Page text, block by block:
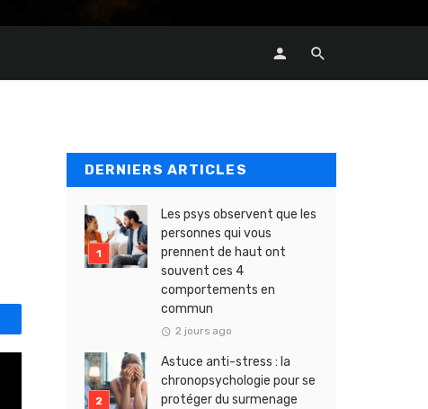
DERNIERS ARTICLES
Les psys observent que les
personnes qui vous
prennent de haut ont
souvent ces 4
comportements en
commun
2 jours ago
Astuce anti-stress : la
chronopsychologie pour se
protéger du surmenage